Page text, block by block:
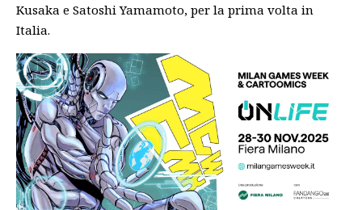
Kusaka e Satoshi Yamamoto, per la prima volta in
Italia.